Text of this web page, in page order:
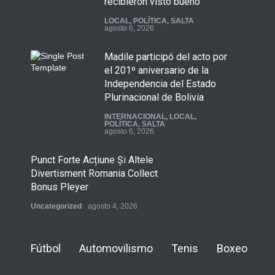
LOCAL, POLÍTICA, SALTA
agosto 6, 2026
Madile participó del acto por
el 201º aniversario de la
Independencia del Estado
Plurinacional de Bolivia
INTERNACIONAL, LOCAL,
POLÍTICA, SALTA
agosto 6, 2026
Punct Forte Acțiune Și Altele
Divertisment Romania Collect
Bonus Pleyer
Uncategorized agosto 4, 2026
Fútbol Automovilismo Tenis Boxeo